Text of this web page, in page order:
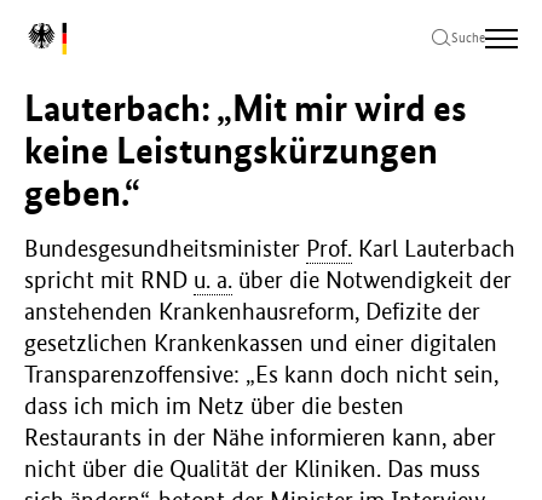
Hauptinhalt
springen
Hauptnavigation
springen
Seitenende
springen
L
B
u
n
d
e
s
m
i
n
i
s
t
e
r
i
Suche
Lauterbach: „Mit mir wird es
keine Leistungskürzungen
geben.“
Bundesgesundheitsminister Prof. Karl Lauterbach
spricht mit RND u. a. über die Notwendigkeit der
anstehenden Krankenhausreform, Defizite der
gesetzlichen Krankenkassen und einer digitalen
Transparenzoffensive: „Es kann doch nicht sein,
dass ich mich im Netz über die besten
Restaurants in der Nähe informieren kann, aber
nicht über die Qualität der Kliniken. Das muss